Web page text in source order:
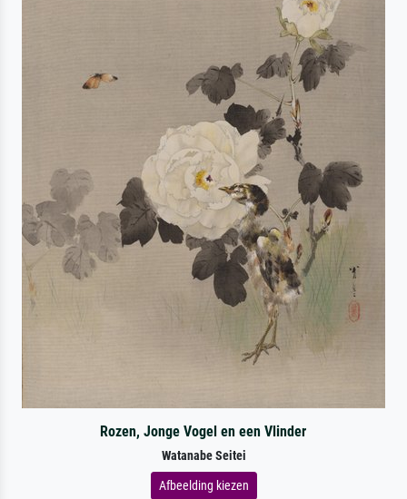
Rozen, Jonge Vogel en een Vlinder
Watanabe Seitei
Afbeelding kiezen